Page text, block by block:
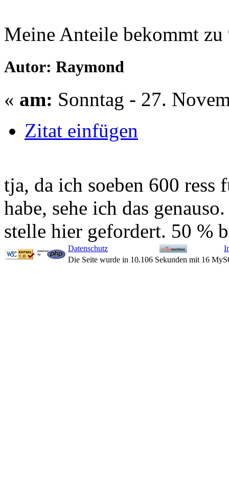
Meine Anteile bekommt
Autor: Raymond
« am: Sonntag - 27.
Zitat einfügen
tja, da ich soeben 600 ress
habe, sehe ich das
stelle hier gefordert. 50 %
Datenschutz
Die Seite wurde in 10.106 Sekunden mit 16